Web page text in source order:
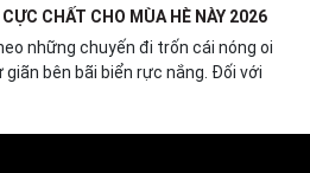
CHẤT CHO MÙA HÈ NÀY 2026
những chuyến đi trốn cái nóng oi
bên bãi biển rực nắng. Đối với